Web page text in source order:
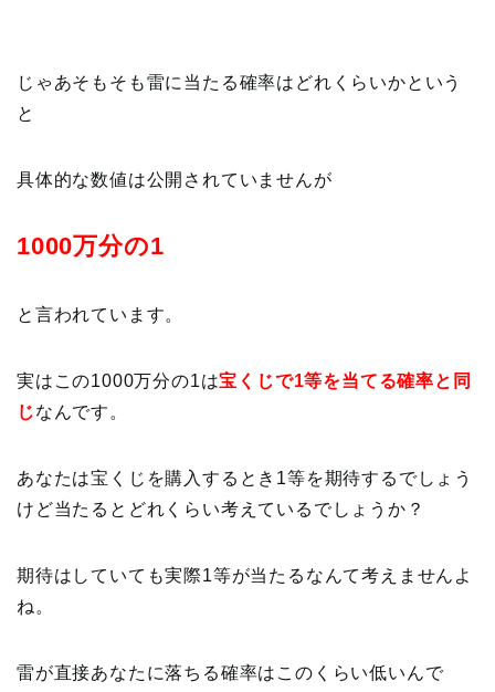
じゃあそもそも雷に当たる確率はどれくらいかという
と
具体的な数値は公開されていませんが
1000万分の1
と言われています。
実はこの1000万分の1は宝くじで1等を当てる確率と同
じなんです。
あなたは宝くじを購入するとき1等を期待するでしょう
けど当たるとどれくらい考えているでしょうか？
期待はしていても実際1等が当たるなんて考えませんよ
ね。
雷が直接あなたに落ちる確率はこのくらい低いんで